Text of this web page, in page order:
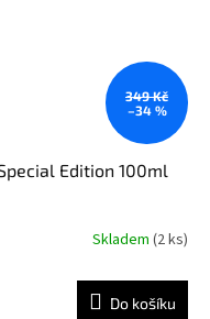
349 Kč
–34 %
Edition 100ml
Skladem (2 ks)
Do košíku